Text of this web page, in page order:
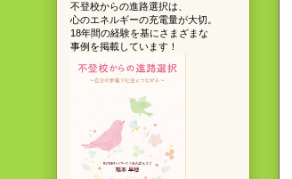
不登校からの進路選択は、
心のエネルギーの充電量が大切。
18年間の経験を基にさまざまな
事例を掲載しています！